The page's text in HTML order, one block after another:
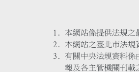
本網站係提供法規之
本網站之臺北市法規
有關中央法規資料係
報及各主管機關刊載